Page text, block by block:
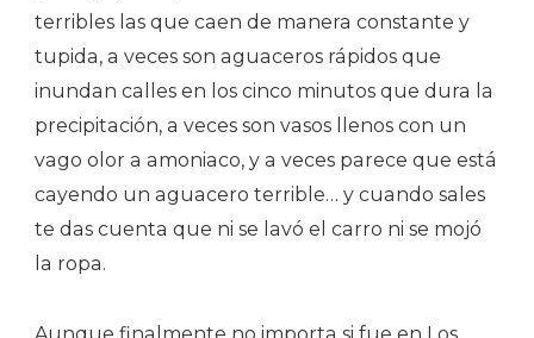
terribles las que caen de manera constante y
tupida, a veces son aguaceros rápidos que
inundan calles en los cinco minutos que dura la
precipitación, a veces son vasos llenos con un
vago olor a amoniaco, y a veces parece que está
cayendo un aguacero terrible… y cuando sales
te das cuenta que ni se lavó el carro ni se mojó
la ropa.